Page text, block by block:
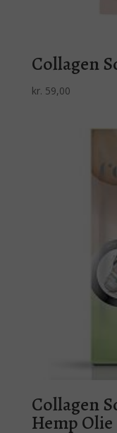
Collagen
kr. 59,00
Collagen
Hemp Olie